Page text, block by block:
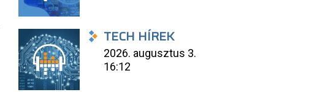
TECH HÍREK
2026. augusztus 3.
16:12